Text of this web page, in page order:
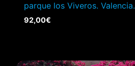
parque los Viveros. Valencia.
92,00€